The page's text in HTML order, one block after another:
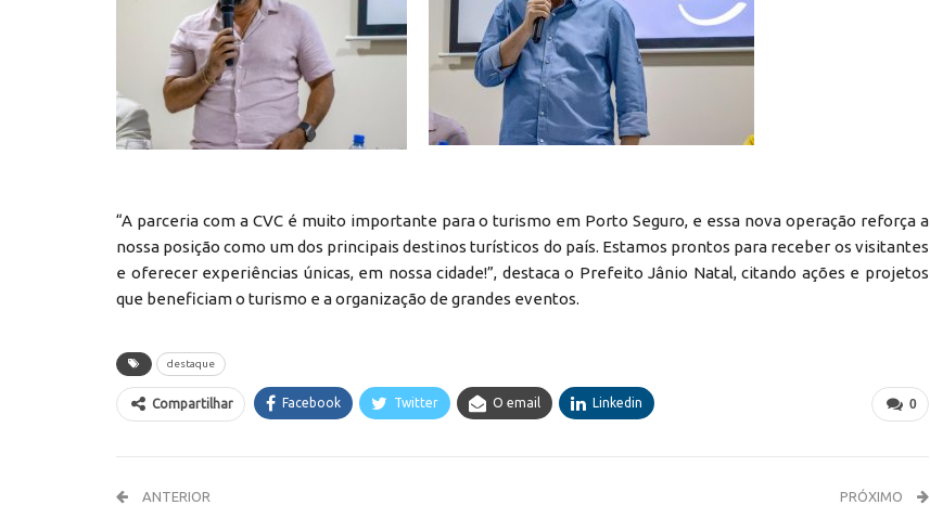
“A parceria com a CVC é muito importante para o turismo em Porto Seguro, e essa nova operação reforça a
nossa posição como um dos principais destinos turísticos do país. Estamos prontos para receber os visitantes
e oferecer experiências únicas, em nossa cidade!”, destaca o Prefeito Jânio Natal, citando ações e projetos
que beneficiam o turismo e a organização de grandes eventos.
destaque
0
Compartilhar Facebook Twitter O email Linkedin
ANTERIOR PRÓXIMO